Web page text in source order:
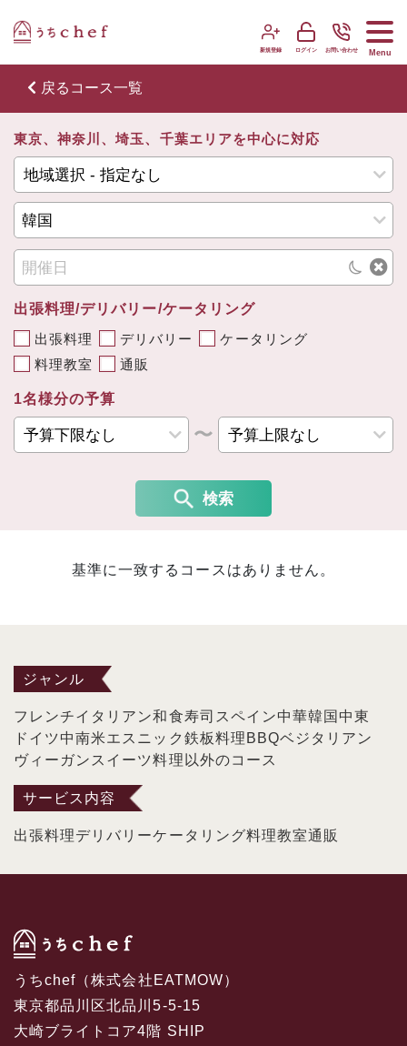
新規登録 ログイン お問い合わせ Menu
戻る コース一覧
東京、神奈川、埼玉、千葉エリアを中心に対応
出張料理/デリバリー/ケータリング
出張料理 デリバリー
ケータリング
料理教室
通販
1名様分の予算
〜
検索
基準に一致するコースはありません。
ジャンル
フレンチイタリアン和食寿司 スペイン中華韓国 中東
ドイツ中南米エスニック 鉄板料理 BBQベジタリアン
ヴィーガン スイーツ料理以外のコース
サービス内容
出張料理デリバリーケータリング料理教室通販
うちchef（株式会社EATMOW）
東京都品川区北品川5-5-15
大崎ブライトコア4階 SHIP